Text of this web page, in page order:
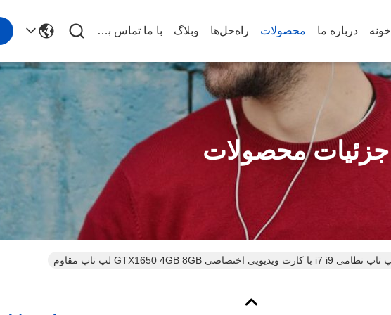
خونه درباره ما محصولات راه‌حل‌ها وبلاگ با ما تماس بگیرید
جزئیات محصولات